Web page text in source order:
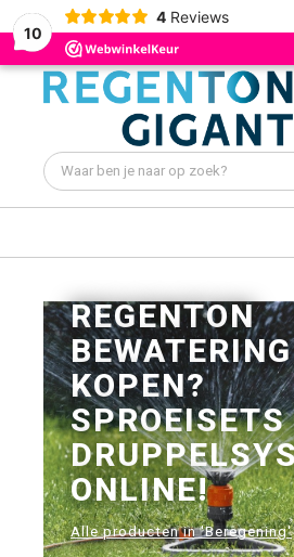
10
4 Reviews
REGENTON
BEWATERING
KOPEN?
SPROEISETS
ONLINE!
Alle producten in 'Beregening'